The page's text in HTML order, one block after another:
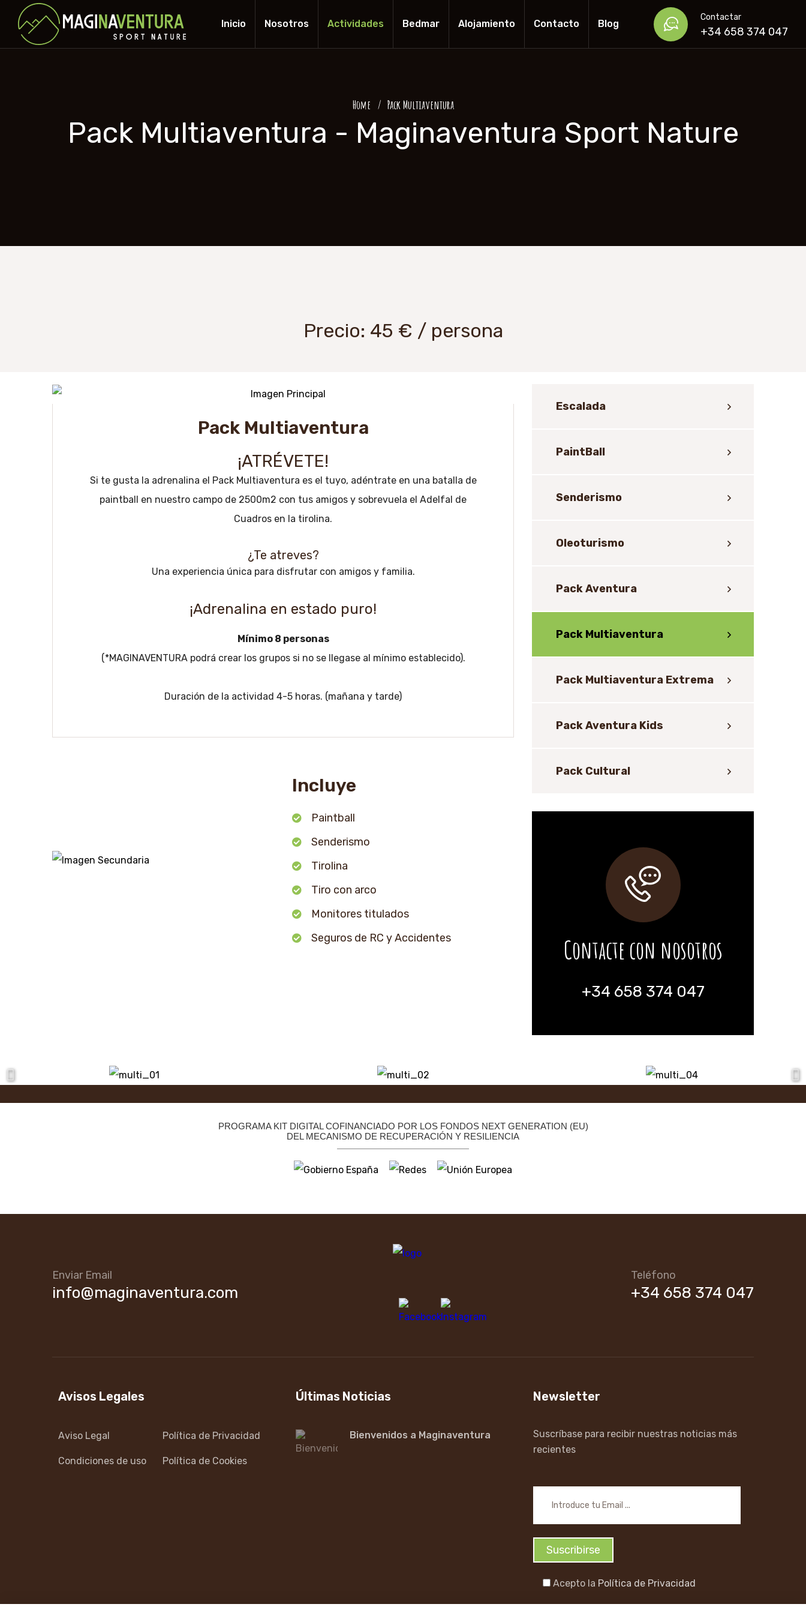
Inicio Nosotros Actividades Bedmar Alojamiento Contacto Blog
Contactar
+34 658 374 047
Home Pack Multiaventura
Pack Multiaventura - Maginaventura Sport Nature
Precio: 45 € / persona
Pack Multiaventura
¡ATRÉVETE!
Si te gusta la adrenalina el Pack Multiaventura es el tuyo, adéntrate en una batalla de
paintball en nuestro campo de 2500m2 con tus amigos y sobrevuela el Adelfal de
Cuadros en la tirolina.
¿Te atreves?
Una experiencia única para disfrutar con amigos y familia.
¡Adrenalina en estado puro!
Mínimo 8 personas
(*MAGINAVENTURA podrá crear los grupos si no se llegase al mínimo establecido).
Duración de la actividad 4-5 horas. (mañana y tarde)
Incluye
Paintball
Senderismo
Tirolina
Tiro con arco
Monitores titulados
Seguros de RC y Accidentes
Escalada
PaintBall
Senderismo
Oleoturismo
Pack Aventura
Pack Multiaventura
Pack Multiaventura Extrema
Pack Aventura Kids
Pack Cultural
Contacte con nosotros
+34 658 374 047
PROGRAMA KIT DIGITAL COFINANCIADO POR LOS FONDOS NEXT GENERATION (EU)
DEL MECANISMO DE RECUPERACIÓN Y RESILIENCIA
Enviar Email
info@maginaventura.com
Teléfono
+34 658 374 047
Avisos Legales
Aviso Legal Política de Privacidad
Condiciones de uso Política de Cookies
Últimas Noticias
Bienvenidos a Maginaventura
Newsletter
Suscríbase para recibir nuestras noticias más
recientes
Acepto la Política de Privacidad